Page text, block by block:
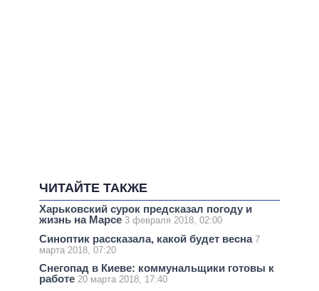
ЧИТАЙТЕ ТАКЖЕ
Харьковский сурок предсказал погоду и
жизнь на Марсе 3 февраля 2018, 02:00
Синоптик рассказала, какой будет весна 7
марта 2018, 07:20
Снегопад в Киеве: коммунальщики готовы к
работе 20 марта 2018, 17:40